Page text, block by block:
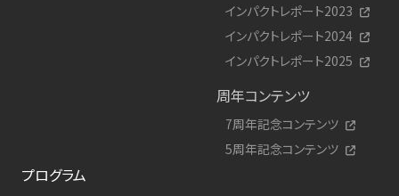
インパクトレポート2023
インパクトレポート2024
インパクトレポート2025
周年コンテンツ
7周年記念コンテンツ
5周年記念コンテンツ
プログラム